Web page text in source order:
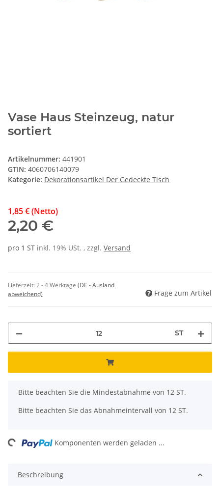
Vase Haus Steinzeug, natur
sortiert
Artikelnummer: 441901
GTIN: 4060706140079
Kategorie: Dekorationsartikel Der Gedeckte Tisch
1,85 € (Netto)
2,20 €
pro 1 ST inkl. 19% USt. , zzgl. Versand
Lieferzeit:2 - 4 Werktage (DE - Ausland
abweichend)
Frage zum Artikel
ST
x
Bitte beachten Sie die Mindestabnahme von 12 ST.
Bitte beachten Sie das Abnahmeintervall von 12 ST.
Komponenten werden geladen ...
Beschreibung